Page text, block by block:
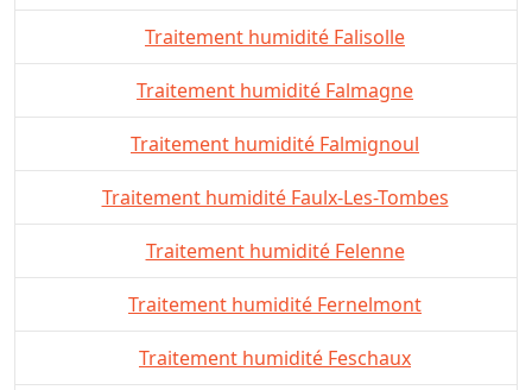
Traitement humidité Falisolle
Traitement humidité Falmagne
Traitement humidité Falmignoul
Traitement humidité Faulx-Les-Tombes
Traitement humidité Felenne
Traitement humidité Fernelmont
Traitement humidité Feschaux